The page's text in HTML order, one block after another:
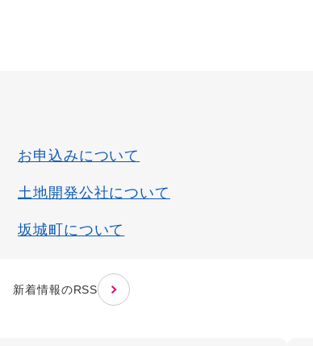
お申込みについて
土地開発公社について
坂城町について
新着情報のRSS